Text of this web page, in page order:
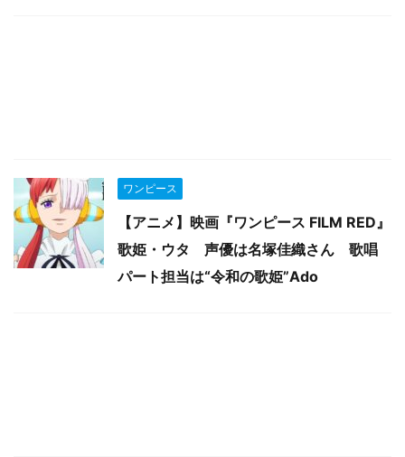
ワンピース
【アニメ】映画『ワンピース FILM RED』
歌姫・ウタ 声優は名塚佳織さん 歌唱
パート担当は“令和の歌姫”Ado